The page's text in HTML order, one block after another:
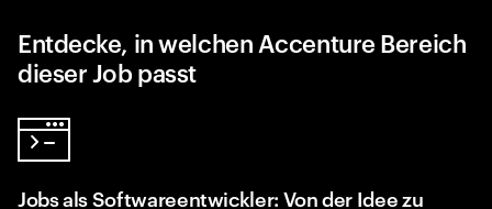
Entdecke, in welchen Accenture Bereich
dieser Job passt
Jobs als Softwareentwickler: Von der Idee zu